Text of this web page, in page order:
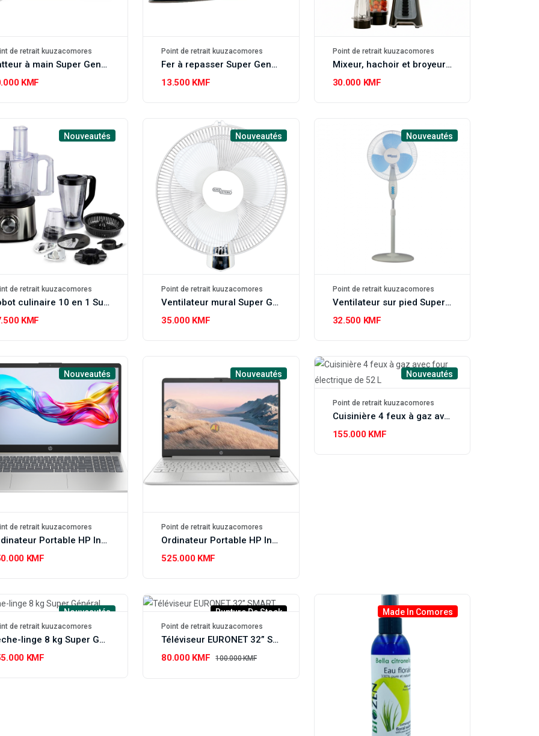
de retrait kuuzacomores
Batteur à main Super General SGHM82SD
KMF
Point de retrait kuuzacomores
Fer à repasser Super General Dry Iron, SGI-20-DC
13.500 KMF
Point de retrait kuuzacomores
Mixeur, hachoir et broyeur 3 en 1 Super Général
30.000 KMF
Nouveautés
de retrait kuuzacomores
Robot culinaire 10 en 1 Super Général
KMF
Nouveautés
Point de retrait kuuzacomores
Ventilateur mural Super General 16" avec télécommande SGWF16MR
35.000 KMF
Nouveautés
Point de retrait kuuzacomores
Ventilateur sur pied Super General 16” SGSF28M
32.500 KMF
Nouveautés
de retrait kuuzacomores
Ordinateur Portable HP Intel Core i7 16 GB/512 GB SSD
KMF
Nouveautés
Point de retrait kuuzacomores
Ordinateur Portable HP Intel Core i5-1235U 8Go/512Go SSD
525.000 KMF
Nouveautés
Point de retrait kuuzacomores
Cuisinière 4 feux à gaz avec four électrique de 52 L
155.000 KMF
Nouveautés
de retrait kuuzacomores
Sèche-linge 8 kg Super Général
KMF
Rupture De Stock
Point de retrait kuuzacomores
Téléviseur EURONET 32” SMART
80.000 KMF
100.000 KMF
Made In Comores